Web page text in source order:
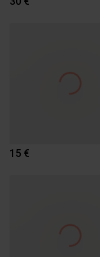
15 €